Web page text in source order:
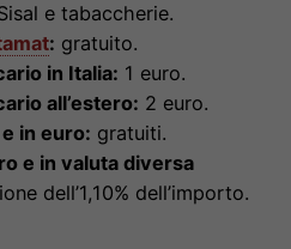
e tabaccherie.
: gratuito.
in Italia: 1 euro.
all’estero: 2 euro.
in euro: gratuiti.
e in valuta diversa
dell’1,10% dell’importo.